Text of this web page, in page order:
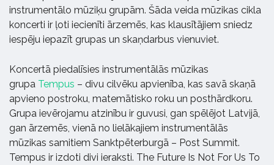
instrumentālo mūziķu grupām. Šāda veida mūzikas cikla
koncerti ir ļoti iecienīti ārzemēs, kas klausītājiem sniedz
iespēju iepazīt grupas un skaņdarbus vienuviet.
Koncertā piedalīsies instrumentālās mūzikas
grupa Tempus – divu cilvēku apvienība, kas savā skaņā
apvieno postroku, matemātisko roku un posthārdkoru.
Grupa ievērojamu atzinību ir guvusi, gan spēlējot Latvijā,
gan ārzemēs, vienā no lielākajiem instrumentālās
mūzikas samitiem Sanktpēterburgā – Post Summit.
Tempus ir izdoti divi ieraksti. The Future Is Not For Us To